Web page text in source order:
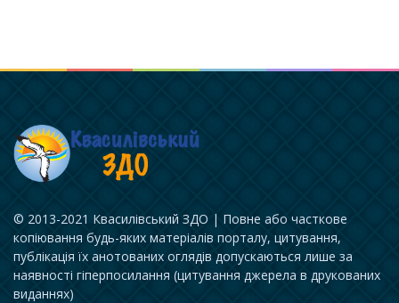
© 2013-2021 Квасилівський ЗДО | Повне або часткове
копіювання будь-яких матеріалів порталу, цитування,
публікація їх анотованих оглядів допускаються лише за
наявності гіперпосилання (цитування джерела в друкованих
виданнях)